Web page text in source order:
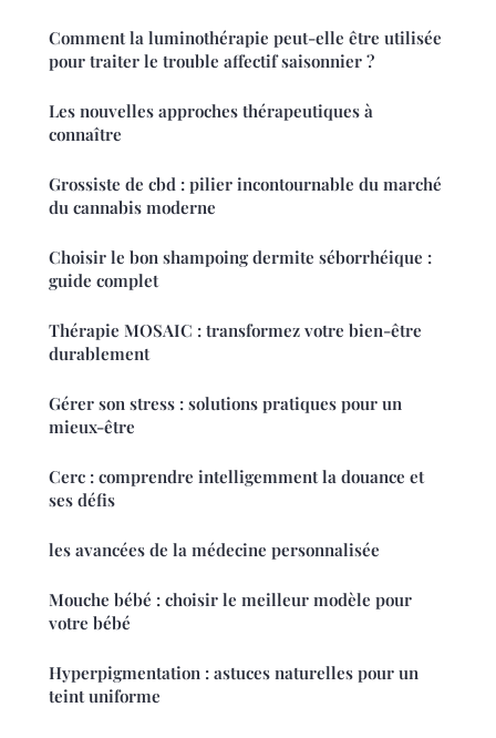
Comment la luminothérapie peut-elle être utilisée
pour traiter le trouble affectif saisonnier ?
Les nouvelles approches thérapeutiques à
connaître
Grossiste de cbd : pilier incontournable du marché
du cannabis moderne
Choisir le bon shampoing dermite séborrhéique :
guide complet
Thérapie MOSAIC : transformez votre bien-être
durablement
Gérer son stress : solutions pratiques pour un
mieux-être
Cerc : comprendre intelligemment la douance et
ses défis
les avancées de la médecine personnalisée
Mouche bébé : choisir le meilleur modèle pour
votre bébé
Hyperpigmentation : astuces naturelles pour un
teint uniforme